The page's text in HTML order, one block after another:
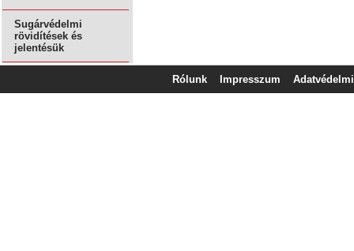
Sugárvédelmi
rövidítések és
jelentésük
Rólunk Impresszum